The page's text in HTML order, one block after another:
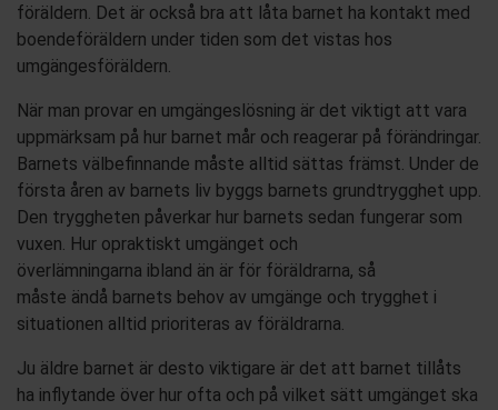
föräldern. Det är också bra att låta barnet ha kontakt med
boendeföräldern under tiden som det vistas hos
umgängesföräldern.
När man provar en umgängeslösning är det viktigt att vara
uppmärksam på hur barnet mår och reagerar på förändringar.
Barnets välbefinnande måste alltid sättas främst. Under de
första åren av barnets liv byggs barnets grundtrygghet upp.
Den tryggheten påverkar hur barnets sedan fungerar som
vuxen. Hur opraktiskt umgänget och
överlämningarna ibland än är för föräldrarna, så
måste ändå barnets behov av umgänge och trygghet i
situationen alltid prioriteras av föräldrarna.
Ju äldre barnet är desto viktigare är det att barnet tillåts
ha inflytande över hur ofta och på vilket sätt umgänget ska